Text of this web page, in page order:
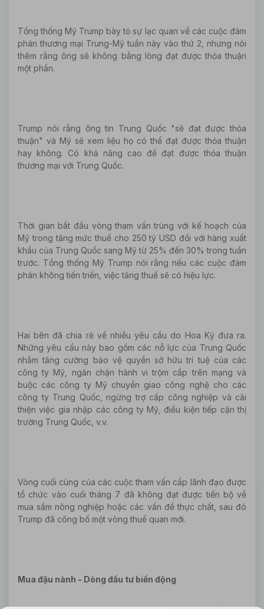
Tổng thống Mỹ Trump bày tỏ sự lạc quan về các cuộc đàm
phán thương mại Trung-Mỹ tuần này vào thứ 2, nhưng nói
thêm rằng ông sẽ không bằng lòng đạt được thỏa thuận
một phần.
Trump nói rằng ông tin Trung Quốc "sẽ đạt được thỏa
thuận" và Mỹ sẽ xem liệu họ có thể đạt được thỏa thuận
hay không. Có khả năng cao để đạt được thỏa thuận
thương mại với Trung Quốc.
Thời gian bắt đầu vòng tham vấn trùng với kế hoạch của
Mỹ trong tăng mức thuế cho 250 tỷ USD đối với hàng xuất
khẩu của Trung Quốc sang Mỹ từ 25% đến 30% trong tuần
trước. Tổng thống Mỹ Trump nói rằng nếu các cuộc đàm
phán không tiến triển, việc tăng thuế sẽ có hiệu lực.
Hai bên đã chia rẽ về nhiều yêu cầu do Hoa Kỳ đưa ra.
Những yêu cầu này bao gồm các nỗ lực của Trung Quốc
nhằm tăng cường bảo vệ quyền sở hữu trí tuệ của các
công ty Mỹ, ngăn chặn hành vi trộm cắp trên mạng và
buộc các công ty Mỹ chuyển giao công nghệ cho các
công ty Trung Quốc, ngừng trợ cấp công nghiệp và cải
thiện việc gia nhập các công ty Mỹ, điều kiện tiếp cận thị
trường Trung Quốc, v.v.
Vòng cuối cùng của các cuộc tham vấn cấp lãnh đạo được
tổ chức vào cuối tháng 7 đã không đạt được tiến bộ về
mua sắm nông nghiệp hoặc các vấn đề thực chất, sau đó
Trump đã công bố một vòng thuế quan mới.
Mua đậu nành - Dòng đầu tư biến động